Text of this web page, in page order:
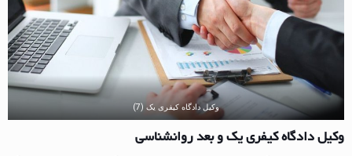
وکیل دادگاه کیفری یک (7)
وکیل دادگاه کیفری یک و بعد روانشناسی